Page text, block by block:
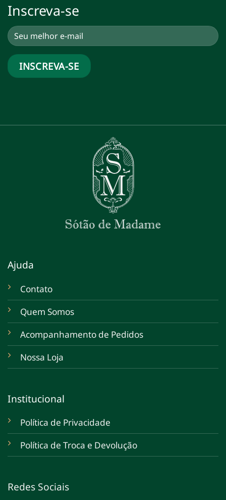
Inscreva-se
Ajuda
Contato
Quem Somos
Acompanhamento de Pedidos
Nossa Loja
Institucional
Política de Privacidade
Política de Troca e Devolução
Redes Sociais